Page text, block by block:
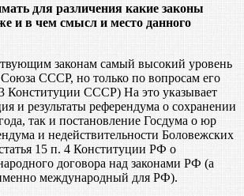
для различения какие законы
и в чем смысл и место данного
законам самый высокий уровень
СССР, но только по вопросам его
Конституции СССР) На это указывает
и результаты референдума о сохранении
так и постановление Госдума о юр
и недействительности Боловежских
15 п. 4 Конституции РФ о
договора над законами РФ (а
международный для РФ).